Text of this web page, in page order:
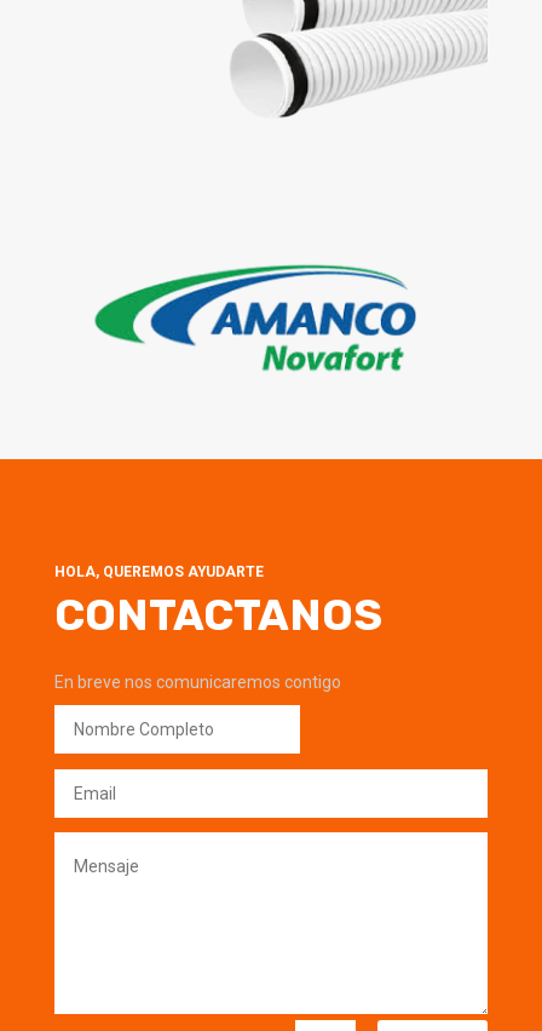
HOLA, QUEREMOS AYUDARTE
CONTACTANOS
En breve nos comunicaremos contigo